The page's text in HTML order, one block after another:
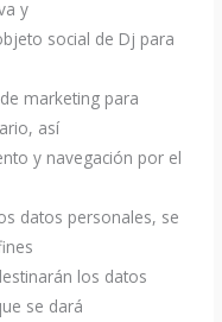
y
social de Dj para
marketing para
así
y navegación por el
datos personales, se
los datos
se dará